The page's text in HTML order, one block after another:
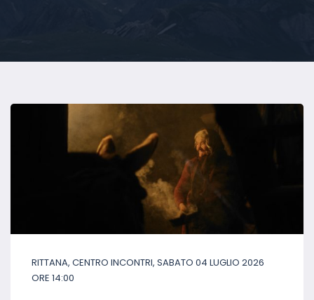
RITTANA, CENTRO INCONTRI, SABATO 04 LUGLIO 2026
ORE 14:00